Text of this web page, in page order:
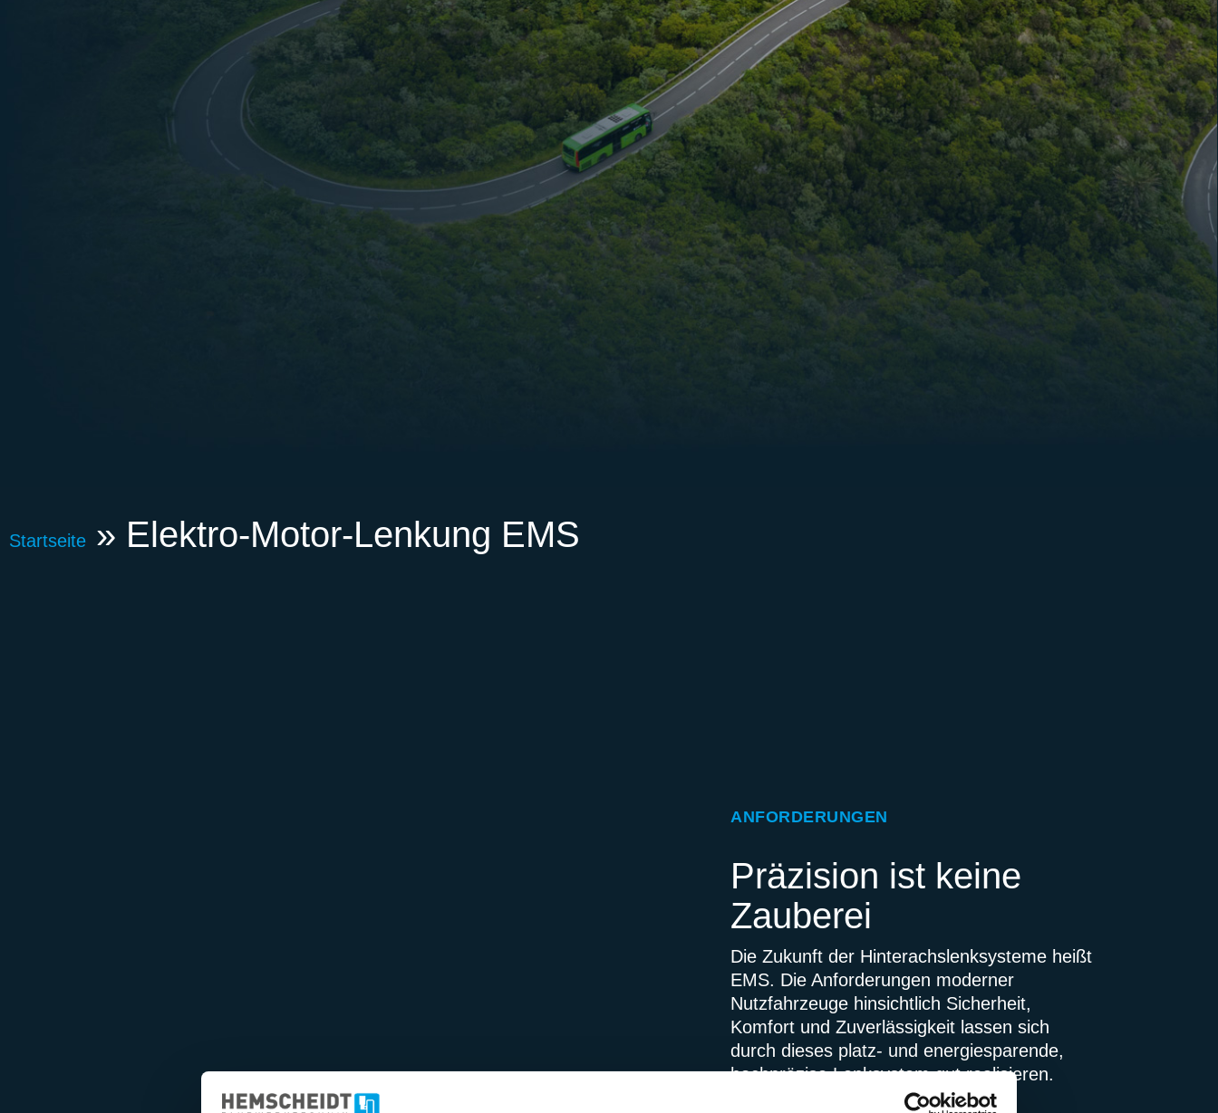
Startseite » Elektro-Motor-Lenkung EMS
ANFORDERUNGEN
Präzision ist keine
Zauberei
Die Zukunft der Hinterachslenksysteme heißt
EMS. Die Anforderungen moderner
Nutzfahrzeuge hinsichtlich Sicherheit,
Komfort und Zuverlässigkeit lassen sich
durch dieses platz- und energiesparende,
hochpräzise Lenksystem gut realisieren.